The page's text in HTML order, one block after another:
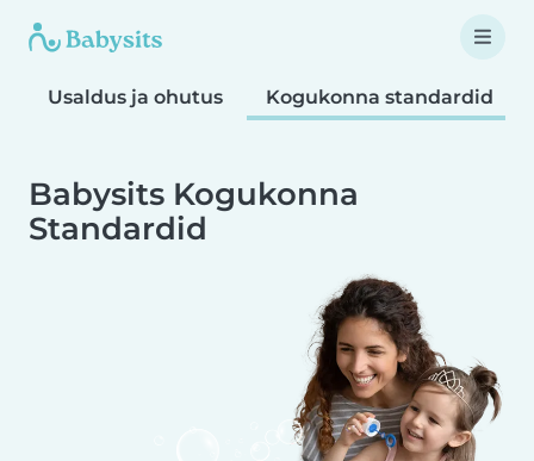
Usaldus ja ohutus Kogukonna standardid
Babysits Kogukonna
Standardid